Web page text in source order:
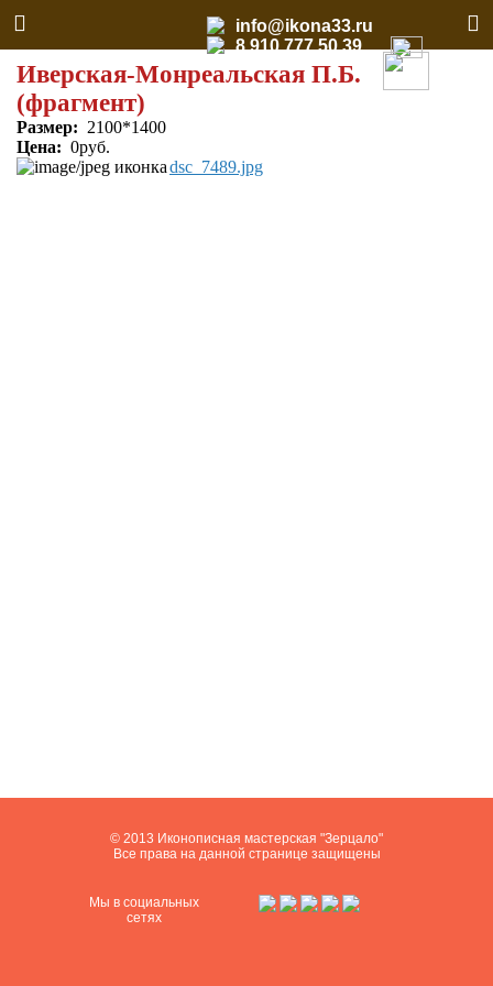
info@ikona33.ru
8 910 777 50 39
Иверская-Монреальская П.Б.
(фрагмент)
Размер: 2100*1400
Цена: 0руб.
dsc_7489.jpg
© 2013 Иконописная мастерская "Зерцало"
Все права на данной странице защищены
Мы в социальных
сетях